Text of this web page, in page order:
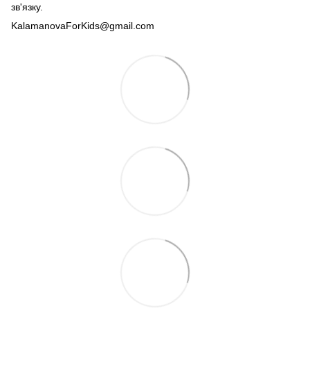
зв'язку.
KalamanovaForKids@gmail.com